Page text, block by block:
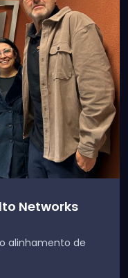
Networks
alinhamento de